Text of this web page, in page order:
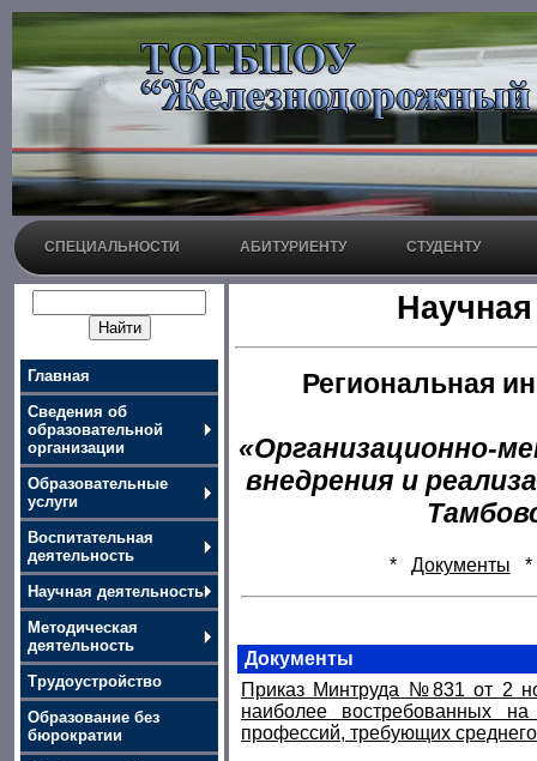
СПЕЦИАЛЬНОСТИ АБИТУРИЕНТУ СТУДЕНТУ
Главная
Сведения об
образовательной
организации
Образовательные
услуги
Воспитательная
деятельность
Научная деятельность
Методическая
деятельность
Трудоустройство
Образование без
бюрократии
Региональная
«Организационно-
внедрения и
* Документы
Документы
Приказ Минтруда №831 от 2
наиболее востребованных
профессий, требующих